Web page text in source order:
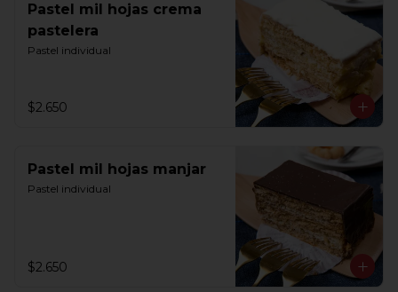
Pastel mil hojas crema
pastelera
Pastel individual
$2.650
Pastel mil hojas manjar
Pastel individual
$2.650